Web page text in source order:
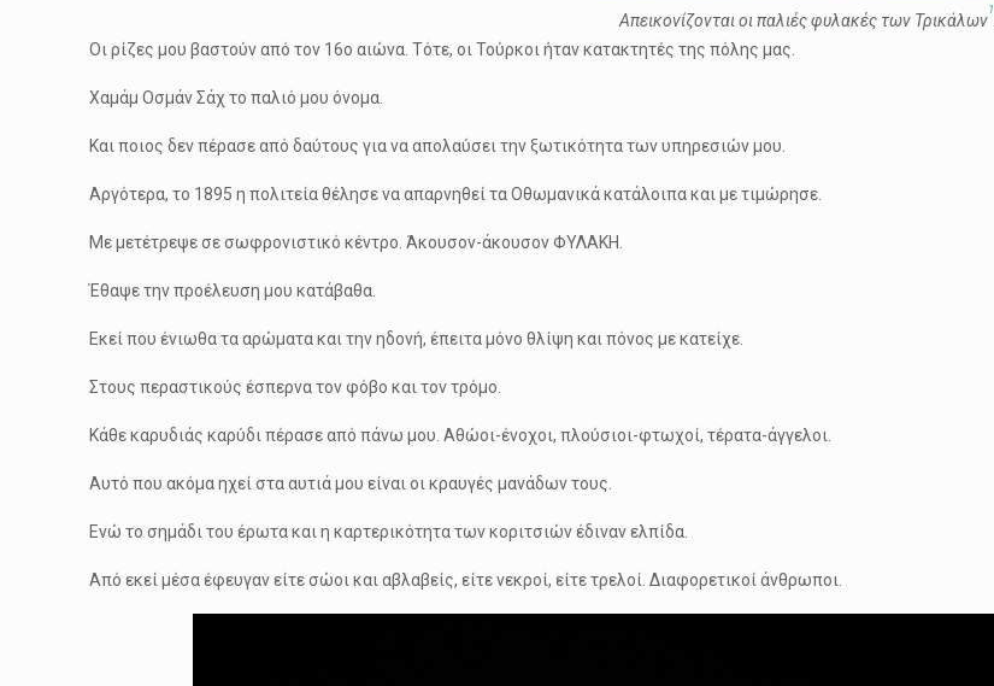
Απεικονίζονται οι παλιές φυλακές των Τρικάλων
1
Οι ρίζες μου βαστούν από τον 16ο αιώνα. Τότε, οι Τούρκοι ήταν κατακτητές της πόλης μας.
Χαμάμ Οσμάν Σάχ το παλιό μου όνομα.
Και ποιος δεν πέρασε από δαύτους για να απολαύσει την ξωτικότητα των υπηρεσιών μου.
Αργότερα, το 1895 η πολιτεία θέλησε να απαρνηθεί τα Οθωμανικά κατάλοιπα και με τιμώρησε.
Με μετέτρεψε σε σωφρονιστικό κέντρο. Άκουσον-άκουσον ΦΥΛΑΚΗ.
Έθαψε την προέλευση μου κατάβαθα.
Εκεί που ένιωθα τα αρώματα και την ηδονή, έπειτα μόνο θλίψη και πόνος με κατείχε.
Στους περαστικούς έσπερνα τον φόβο και τον τρόμο.
Κάθε καρυδιάς καρύδι πέρασε από πάνω μου. Αθώοι-ένοχοι, πλούσιοι-φτωχοί, τέρατα-άγγελοι.
Αυτό που ακόμα ηχεί στα αυτιά μου είναι οι κραυγές μανάδων τους.
Ενώ το σημάδι του έρωτα και η καρτερικότητα των κοριτσιών έδιναν ελπίδα.
Από εκεί μέσα έφευγαν είτε σώοι και αβλαβείς, είτε νεκροί, είτε τρελοί. Διαφορετικοί άνθρωποι.